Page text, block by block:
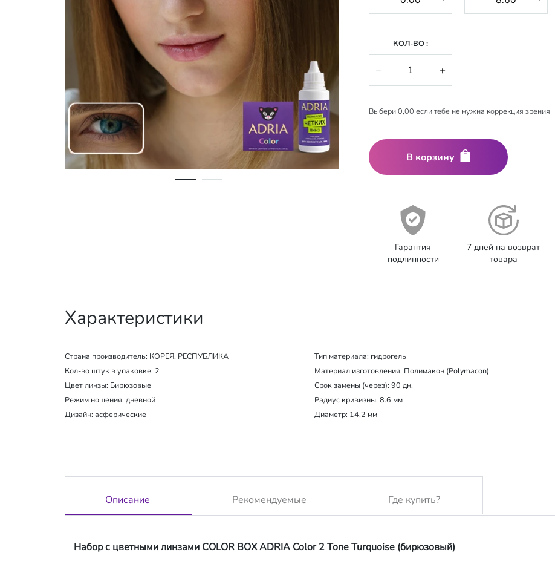
КОЛ-ВО :
− +
Выбери 0,00 если тебе не нужна коррекция зрения
В корзину
Гарантия
подлинности
7 дней на возврат
товара
Характеристики
Страна производитель: КОРЕЯ, РЕСПУБЛИКА
Кол-во штук в упаковке: 2
Цвет линзы: Бирюзовые
Режим ношения: дневной
Дизайн: асферические
Тип материала: гидрогель
Материал изготовления: Полимакон (Polymacon)
Срок замены (через): 90 дн.
Радиус кривизны: 8.6 мм
Диаметр: 14.2 мм
Описание Рекомендуемые Где купить?
Набор с цветными линзами COLOR BOX ADRIA Color 2 Tone Turquoise (бирюзовый)